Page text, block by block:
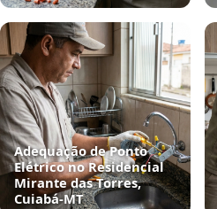
Adequação de Ponto
Elétrico no Residencial
Mirante das Torres,
Cuiabá‑MT